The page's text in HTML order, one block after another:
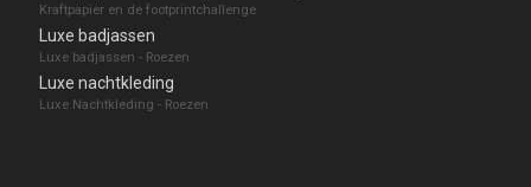
Kraftpapier en de footprintchallenge
Luxe badjassen
Luxe badjassen - Roezen
Luxe nachtkleding
Luxe Nachtkleding - Roezen